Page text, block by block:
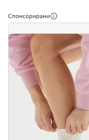
Спонсорирани